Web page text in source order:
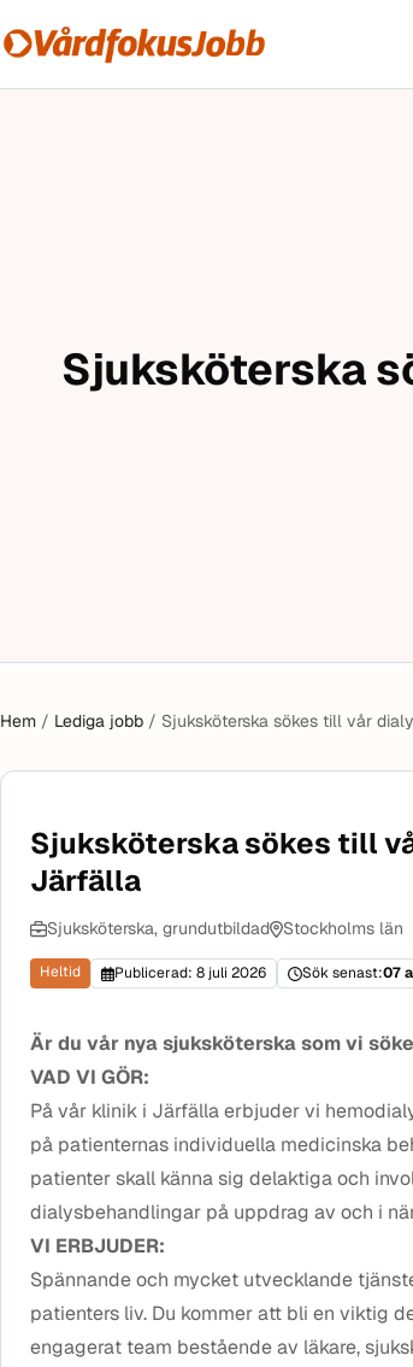
Hoppa till innehåll
Vårdfokusjobb
Sjuksköterska
Hem / Lediga jobb / Sjuksköterska sökes till vår
Sjuksköterska sökes till
Järfälla
Sjuksköterska, grundutbildad Stockholms län
Heltid Publicerad: 8 juli 2026 Sök senast:07
Är du vår nya sjuksköterska som vi
VAD VI GÖR:
På vår klinik i Järfälla erbjuder vi
på patienternas individuella medicinska
patienter skall känna sig delaktiga och
dialysbehandlingar på uppdrag av och i
VI ERBJUDER:
Spännande och mycket utvecklande
patienters liv. Du kommer att bli en viktig
engagerat team bestående av läkare,